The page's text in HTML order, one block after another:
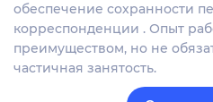
обеспечение сохранности
корреспонденции . Опыт
преимуществом, но не
частичная занятость.